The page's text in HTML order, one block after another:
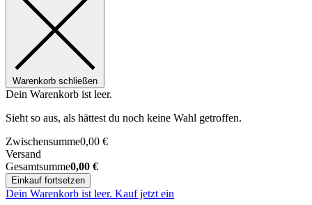
Warenkorb schließen
Dein Warenkorb ist leer.
Sieht so aus, als hättest du noch keine Wahl getroffen.
Zwischensumme0,00 €
Versand
Gesamtsumme0,00 €
Einkauf fortsetzen
Dein Warenkorb ist leer. Kauf jetzt ein